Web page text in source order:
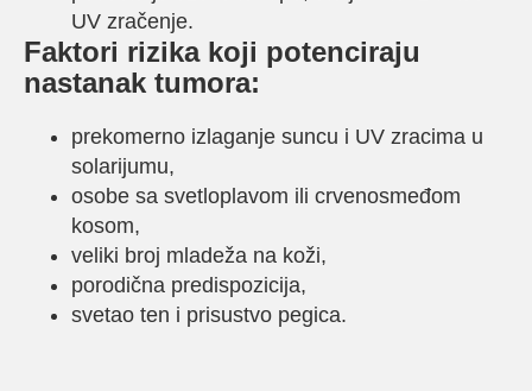
UV zračenje.
Faktori rizika koji potenciraju
nastanak tumora:
prekomerno izlaganje suncu i UV zracima u
solarijumu,
osobe sa svetloplavom ili crvenosmeđom
kosom,
veliki broj mladeža na koži,
porodična predispozicija,
svetao ten i prisustvo pegica.